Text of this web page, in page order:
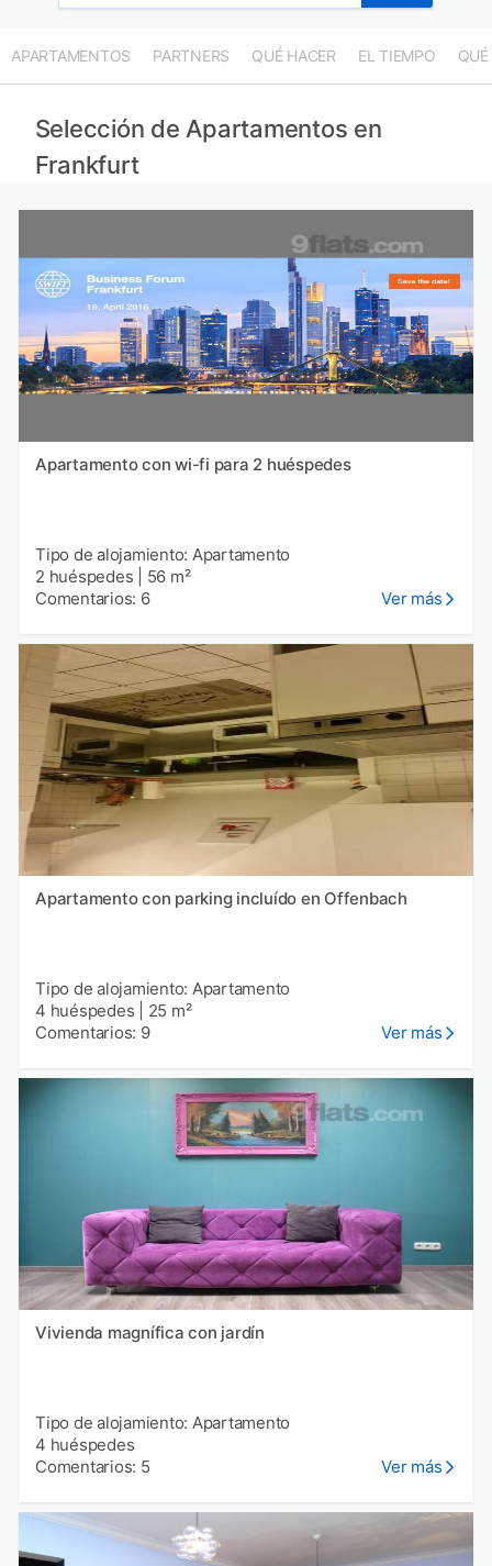
APARTAMENTOS PARTNERS QUÉ HACER EL TIEMPO QUÉ
Selección de Apartamentos en
Frankfurt
Apartamento con wi-fi para 2 huéspedes
Tipo de alojamiento: Apartamento
2 huéspedes
56 m²
Comentarios: 6
Ver más
Apartamento con parking incluído en Offenbach
Tipo de alojamiento: Apartamento
4 huéspedes
25 m²
Comentarios: 9
Ver más
Vivienda magnífica con jardín
Tipo de alojamiento: Apartamento
4 huéspedes
Comentarios: 5
Ver más